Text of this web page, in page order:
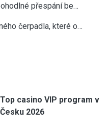
přespání be…
čerpadla, které o…
Top casino VIP program v
Česku 2026